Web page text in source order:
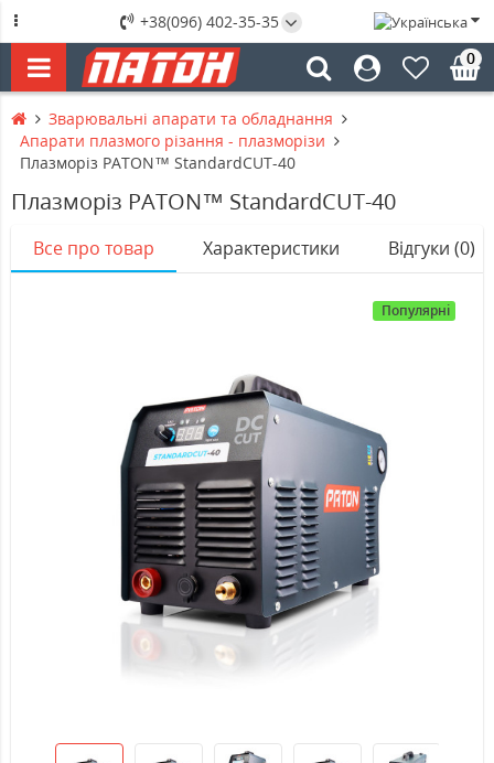
+38(096) 402-35-35
0
Зварювальні апарати та обладнання
Апарати плазмого різання - плазморізи
Плазморіз PATON™ StandardCUT-40
Плазморіз PATON™ StandardCUT-40
Все про товар Характеристики Відгуки (0)
Популярні